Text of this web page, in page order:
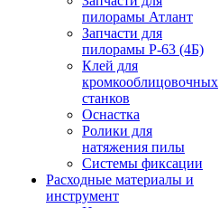
пилорамы Атлант
Запчасти для
пилорамы Р-63 (4Б)
Клей для
кромкооблицовочных
станков
Оснастка
Ролики для
натяжения пилы
Системы фиксации
Расходные материалы и
инструмент